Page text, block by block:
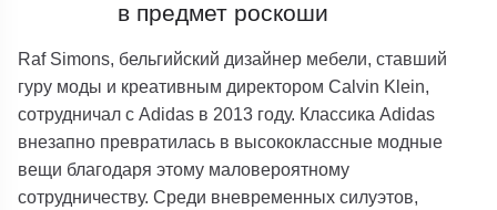
в предмет роскоши
Raf Simons, бельгийский дизайнер мебели, ставший
гуру моды и креативным директором Calvin Klein,
сотрудничал с Adidas в 2013 году. Классика Adidas
внезапно превратилась в высококлассные модные
вещи благодаря этому маловероятному
сотрудничеству. Среди вневременных силуэтов,